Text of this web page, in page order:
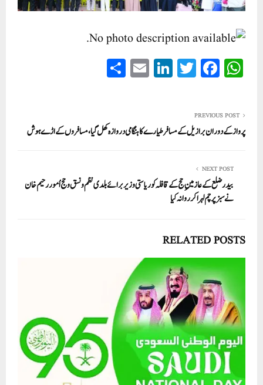
W
ha
A
pp
Fa
ce
ok
T
wi
r
Li
nk
In
E
m
PREVIOUS POST
پرواز کے دوران برازیل کے مسافر طیارے کا ہنگامی دروازہ کھل گیا، مسافروں کے اڑے ہوش
NEXT POST
بیدر ضلع کے عازمین ِ حج کے قافلہ کو ریاستی وزیر برائے بلدی نظم ونسق وحج اُمور رحیم خان
نے سبز پرچم لہرا کر روانہ کیا
RELATED POSTS